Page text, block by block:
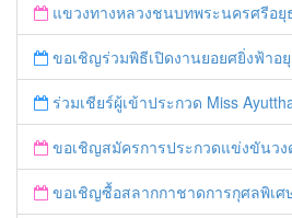
แขวงทางหลวงชนบทพระนครศรีอยุธยา "ร่วมรณรงค์ ขับช้า เปิดไฟหน้า คาดเข็มขัด"
ขอเชิญร่วมพิธีเปิดงานยอยศยิ่งฟ้าอยุธ
ร่วมเชียร์ผู้เข้าประกวด Miss Ayutthaya ในวันที่
ขอเชิญสมัครการประกวดแข่งขันวงดนตรี Ayutthaya
ขอเชิญซื้อสลากกาชาดการกุศลพิเศษจังหวัดพระนคร